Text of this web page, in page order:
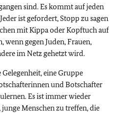
sind. Es kommt auf jeden
ist gefordert, Stopp zu sagen
mit Kippa oder Kopftuch auf
wenn gegen Juden, Frauen,
im Netz gehetzt wird.
Gelegenheit, eine Gruppe
und Botschafter
Es ist immer wieder
Menschen zu treffen, die